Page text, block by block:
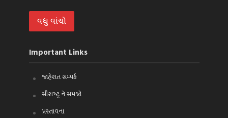
વધુ વાંચો
Important Links
જાહેરાત સમ્પર્ક
સૌરાષ્ટ્ર ને સમજો
પ્રસ્તાવના